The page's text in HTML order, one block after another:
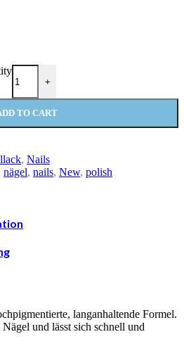
+
TO CART
, Nails
nägel, nails, New, polish
langanhaltende Formel.
und lässt sich schnell und